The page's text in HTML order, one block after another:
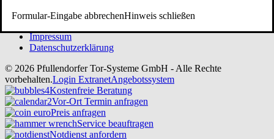
Formular-Eingabe abbrechenHinweis schließen
Ihre Frage an uns
Impressum
Datenschutzerklärung
© 2026 Pfullendorfer Tor-Systeme GmbH - Alle Rechte
vorbehalten.Login ExtranetAngebotssystem
Kostenfreie Beratung
Vor-Ort Termin anfragen
Preis anfragen
Service beauftragen
Notdienst anfordern